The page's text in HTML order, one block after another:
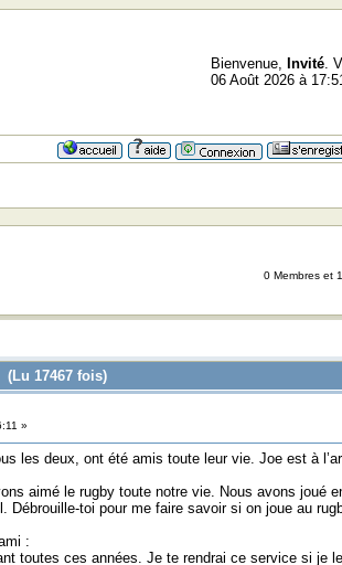
Bienvenue, Invité.
06 Août 2026 à
0 Membres et
17467 fois)
»
les deux, ont été amis toute leur vie. Joe est à
aimé le rugby toute notre vie. Nous avons joué
Débrouille-toi pour me faire savoir si on joue au
:
toutes ces années. Je te rendrai ce service si je